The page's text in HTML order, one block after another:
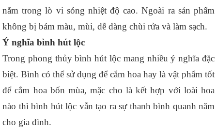
nằm trong lò vi sóng nhiệt độ cao. Ngoài ra sản phẩm
không bị bám màu, mùi, dễ dàng chùi rửa và làm sạch.
Ý nghĩa bình hút lộc
Trong phong thủy bình hút lộc mang nhiều ý nghĩa đặc
biệt. Bình có thể sử dụng để cắm hoa hay là vật phẩm tốt
để cắm hoa bốn mùa, mặc cho là kết hợp với loài hoa
nào thì bình hút lộc vẫn tạo ra sự thanh bình quanh năm
cho gia đình.